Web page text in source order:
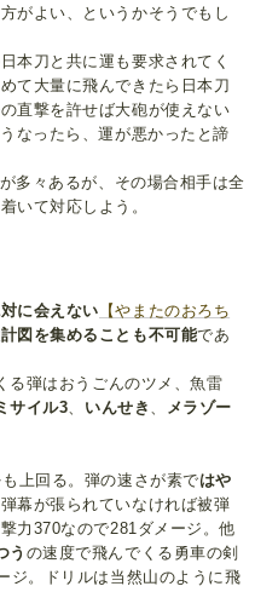
がよい、というかそうでもし
本刀と共に運も要求されてく
て大量に飛んできたら日本刀
直撃を許せば大砲が使えない
なったら、運が悪かったと諦
多々あるが、その場合相手は全
いて対応しよう。
に会えない 【やまたのおろち
図を集めることも不可能であ
る弾はおうごんのツメ、魚雷
サイル3 いんせき
メラゾー
上回る。弾の速さが素ではや
幕が張られていなければ被弾
力370なので281ダメージ。他
う の速度で飛んでくる勇車の剣
ジ。ドリルは当然山のように飛